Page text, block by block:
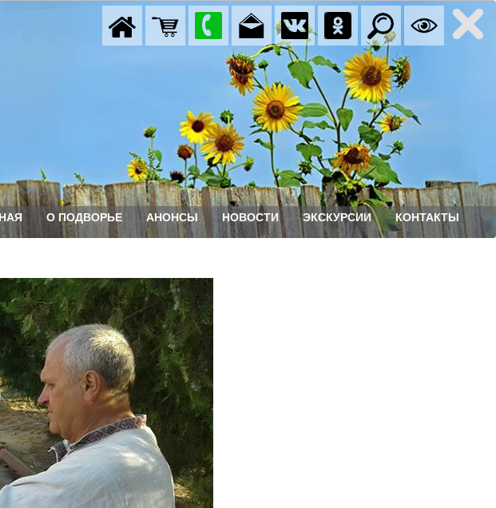
О ПОДВОРЬЕ АНОНСЫ НОВОСТИ ЭКСКУРСИИ КОНТАКТЫ